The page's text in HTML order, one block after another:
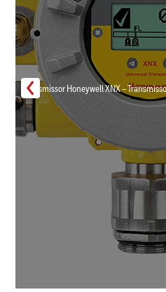
Transmissor Honeywell XNX –